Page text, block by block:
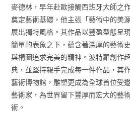
麥德林，早年赴歐接觸西班牙大師之
奠定藝術基礎，他主張「藝術中的美
展出獨特風格。其作品以豐盈型態呈
簡單的表象之下，蘊含著深厚的藝術
與構圖追求完美的精神。波特羅創作
典，並堅持親手完成每一件作品，其
藝術博物館，雕塑更成為全球首位受
藝術家，為世界留下豐厚而宏大的藝
術。